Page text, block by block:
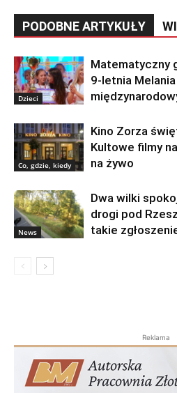
PODOBNE ARTYKUŁY
Dzieci
Matematyczny
9-letnia Melania
Co, gdzie, kiedy
Kino Zorza
Kultowe filmy
na żywo
News
Dwa wilki
drogi pod
takie
Reklama